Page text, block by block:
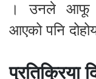
। उनले आफू
आएको पनि
प्रतिक्रिया